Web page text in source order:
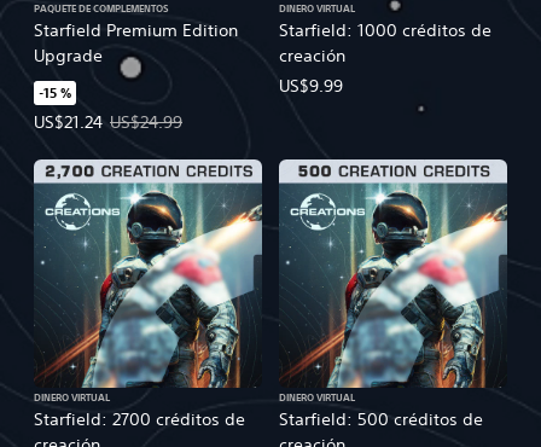
Starfield Premium Edition
Upgrade
PAQUETE DE COMPLEMENTOS
-15 %
US$21.24
Precio de la oferta: US$21.24. Precio original: US$24.99.
US$24.99
Starfield: 1000 créditos de
creación
DINERO VIRTUAL
US$9.99
Starfield: 2700 créditos de
DINERO VIRTUAL
Starfield: 500 créditos de
DINERO VIRTUAL